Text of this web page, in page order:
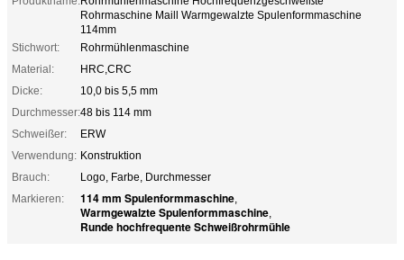
Rohrmaschine Maill Warmgewalzte Spulenformmaschine
114mm
Stichwort:
Rohrmühlenmaschine
Material:
HRC,CRC
Dicke:
10,0 bis 5,5 mm
Durchmesser:48 bis 114 mm
Schweißer:
ERW
Verwendung: Konstruktion
Brauch:
Logo, Farbe, Durchmesser
Markieren:
114 mm Spulenformmaschine,
Warmgewalzte Spulenformmaschine,
Runde hochfrequente Schweißrohrmühle